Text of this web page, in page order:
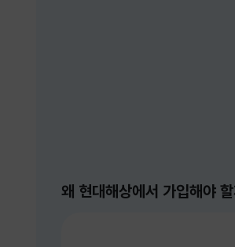
왜 현대해상에서 가입해야